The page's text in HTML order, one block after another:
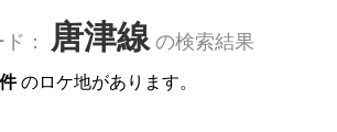
： 唐津線の検索結果
のロケ地があります。